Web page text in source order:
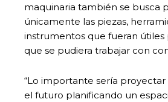
maquinaria también se busca
únicamente las piezas,
instrumentos que fueran útiles
que se pudiera trabajar con
“Lo importante sería proyectar
el futuro planificando un